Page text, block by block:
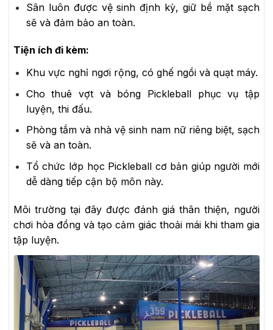
Sân luôn được vệ sinh định kỳ, giữ bề mặt sạch
sẽ và đảm bảo an toàn.
Tiện ích đi kèm:
Khu vực nghỉ ngơi rộng, có ghế ngồi và quạt máy.
Cho thuê vợt và bóng Pickleball phục vụ tập
luyện, thi đấu.
Phòng tắm và nhà vệ sinh nam nữ riêng biệt, sạch
sẽ và an toàn.
Tổ chức lớp học Pickleball cơ bản giúp người mới
dễ dàng tiếp cận bộ môn này.
Môi trường tại đây được đánh giá thân thiện, người
chơi hòa đồng và tạo cảm giác thoải mái khi tham gia
tập luyện.